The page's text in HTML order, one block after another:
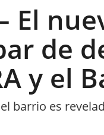
El
de
y el
barrio es